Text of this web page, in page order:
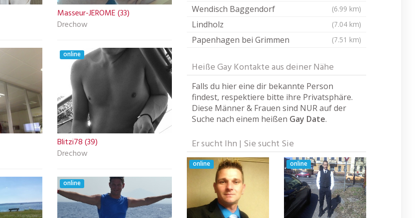
Masseur-JEROME (33)
Drechow
online
Blitzi78 (39)
Drechow
online
Wendisch Baggendorf (6.99 km)
Lindholz (7.04 km)
Papenhagen bei Grimmen (7.51 km)
Heiße Gay Kontakte aus deiner Nähe
Falls du hier eine dir bekannte Person
findest, respektiere bitte ihre Privatsphäre.
Diese Männer & Frauen sind NUR auf der
Suche nach einem heißen Gay Date.
Er sucht Ihn | Sie sucht Sie
online online